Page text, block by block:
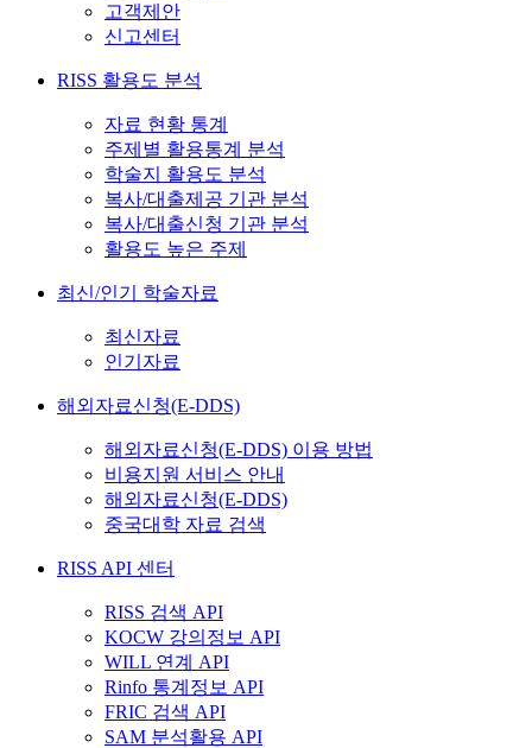
고객제안
신고센터
RISS 활용도 분석
자료 현황 통계
주제별 활용통계 분석
학술지 활용도 분석
복사/대출제공 기관 분석
복사/대출신청 기관 분석
활용도 높은 주제
최신/인기 학술자료
최신자료
인기자료
해외자료신청(E-DDS)
해외자료신청(E-DDS) 이용 방법
비용지원 서비스 안내
해외자료신청(E-DDS)
중국대학 자료 검색
RISS API 센터
RISS 검색 API
KOCW 강의정보 API
WILL 연계 API
Rinfo 통계정보 API
FRIC 검색 API
SAM 분석활용 API